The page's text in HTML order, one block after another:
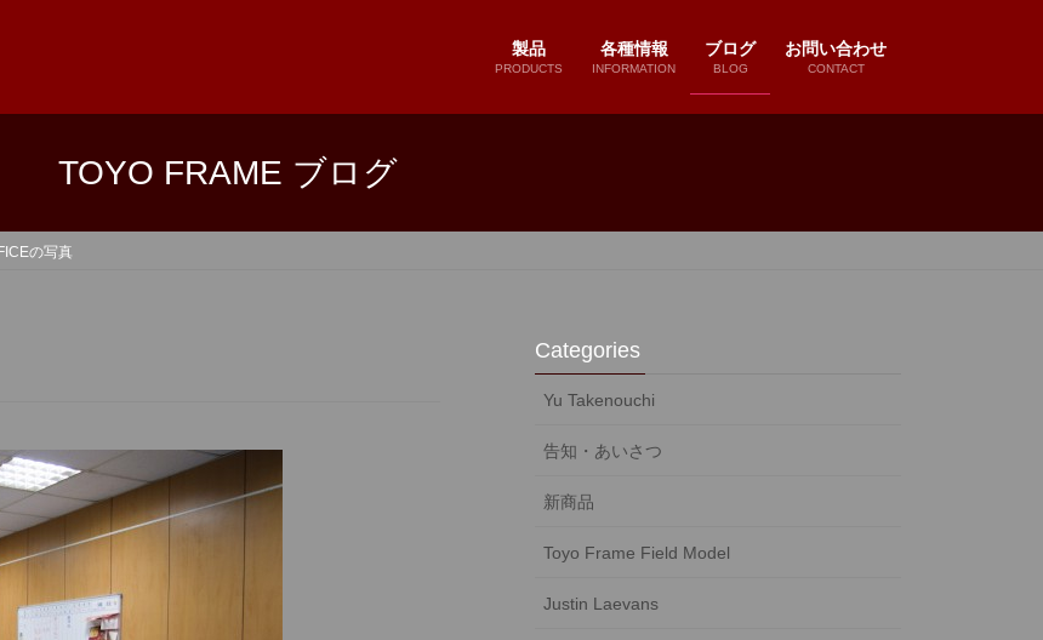
製品
PRODUCTS
各種情報
INFORMATION
ブログ
BLOG
お問い合わせ
CONTACT
TOYO FRAME ブログ
の写真
Categories
Yu Takenouchi
告知・あいさつ
新商品
Toyo Frame Field Model
Justin Laevans